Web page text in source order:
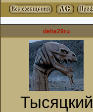
deha29ru
Тысяцкий